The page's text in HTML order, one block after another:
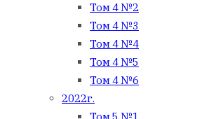
Том 4 №2
Том 4 №3
Том 4 №4
Том 4 №5
Том 4 №6
2022г.